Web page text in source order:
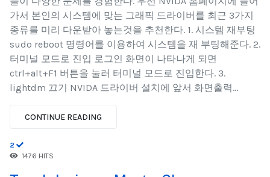
가서 본인의 시스템에 맞는 그래픽 드라이버를 최근 3가지
종류를 미리 다운받아 놓는것을 추천한다. 1. 시스템 재부팅
sudo reboot 명령어를 이용하여 시스템을 재 부팅해준다. 2.
터미널 모드로 진입 로그인 화면이 나타나게 되면
ctrl+alt+F1 버튼을 눌러 터미널 모드로 진입한다. 3.
lightdm 끄기 NVIDA 드라이버 설치에 앞서 화면출력...
CONTINUE READING
2
1476 HITS